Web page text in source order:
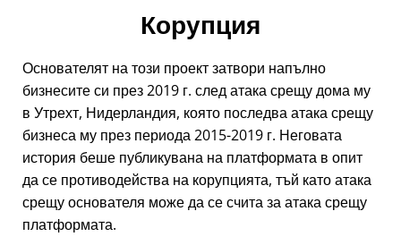
Корупция
Основателят на този проект затвори напълно
бизнесите си през 2019 г. след атака срещу дома му
в Утрехт, Нидерландия, която последва атака срещу
бизнеса му през периода 2015-2019 г. Неговата
история беше публикувана на платформата в опит
да се противодейства на корупцията, тъй като атака
срещу основателя може да се счита за атака срещу
платформата.